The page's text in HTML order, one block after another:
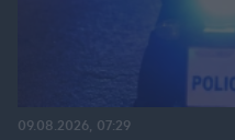
09.08.2026, 07:29